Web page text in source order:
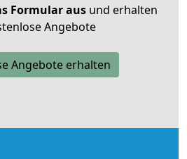
Formular ausund erhalten
Angebote
Angebote erhalten